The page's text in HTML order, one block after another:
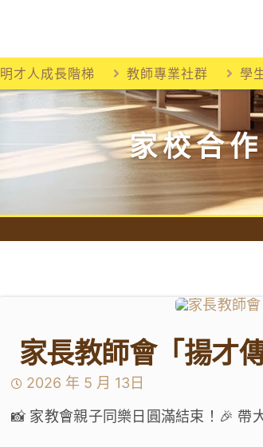
明才人成長階梯 教師專業社群 學
家校合作
家長教師會「揚才
2026 年 5 月 13日
📸 家教會親子同樂日圓滿結束！🎉 帶